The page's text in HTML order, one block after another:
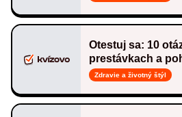
Otestuj sa: 10
prestávkach a
Zdravie a životný štýl